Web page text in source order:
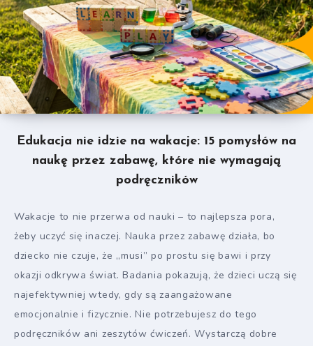
Edukacja nie idzie na wakacje: 15 pomysłów na
naukę przez zabawę, które nie wymagają
podręczników
Wakacje to nie przerwa od nauki – to najlepsza pora,
żeby uczyć się inaczej. Nauka przez zabawę działa, bo
dziecko nie czuje, że „musi” po prostu się bawi i przy
okazji odkrywa świat. Badania pokazują, że dzieci uczą się
najefektywniej wtedy, gdy są zaangażowane
emocjonalnie i fizycznie. Nie potrzebujesz do tego
podręczników ani zeszytów ćwiczeń. Wystarczą dobre